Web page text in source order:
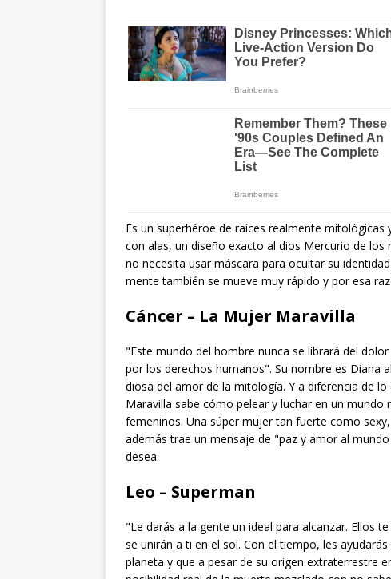
Es un superhéroe de raíces realmente
con alas, un diseño exacto al dios Mercurio de
no necesita usar máscara para ocultar su
mente también se mueve muy rápido y por esa
Cáncer – La Mujer Maravilla
"Este mundo del hombre nunca se librará del
por los derechos humanos". Su nombre es Diana
diosa del amor de la mitología. Y a diferencia de
Maravilla sabe cómo pelear y luchar en un
femeninos. Una súper mujer tan fuerte como
además trae un mensaje de "paz y amor al
desea.
Leo – Superman
"Le darás a la gente un ideal para alcanzar. Ellos
se unirán a ti en el sol. Con el tiempo, les
planeta y que a pesar de su origen extraterrestre